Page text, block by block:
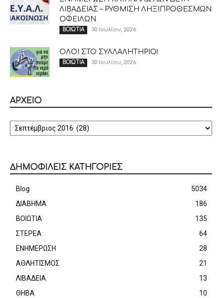
ΛΙΒΑΔΕΙΑΣ – ΡΥΘΜΙΣΗ ΛΗΞΙΠΡΟΘΕΣΜΩΝ
ΟΦΕΙΛΩΝ
ΒΟΙΩΤΙΑ 30 Ιουλίου, 2026
ΟΛΟΙ ΣΤΟ ΣΥΛΛΑΛΗΤΗΡΙΟ!
ΒΟΙΩΤΙΑ 30 Ιουλίου, 2026
ΑΡΧΕΙΟ
ΑΡΧΕΙΟ
ΔΗΜΟΦΙΛΕΙΣ ΚΑΤΗΓΟΡΙΕΣ
Blog
5034
ΔΙΑΒΗΜΑ
186
ΒΟΙΩΤΙΑ
135
ΣΤΕΡΕΑ
64
ΕΝΗΜΕΡΩΣΗ
28
ΑΘΛΗΤΙΣΜΟΣ
21
ΛΙΒΑΔΕΙΑ
13
ΘΗΒΑ
10